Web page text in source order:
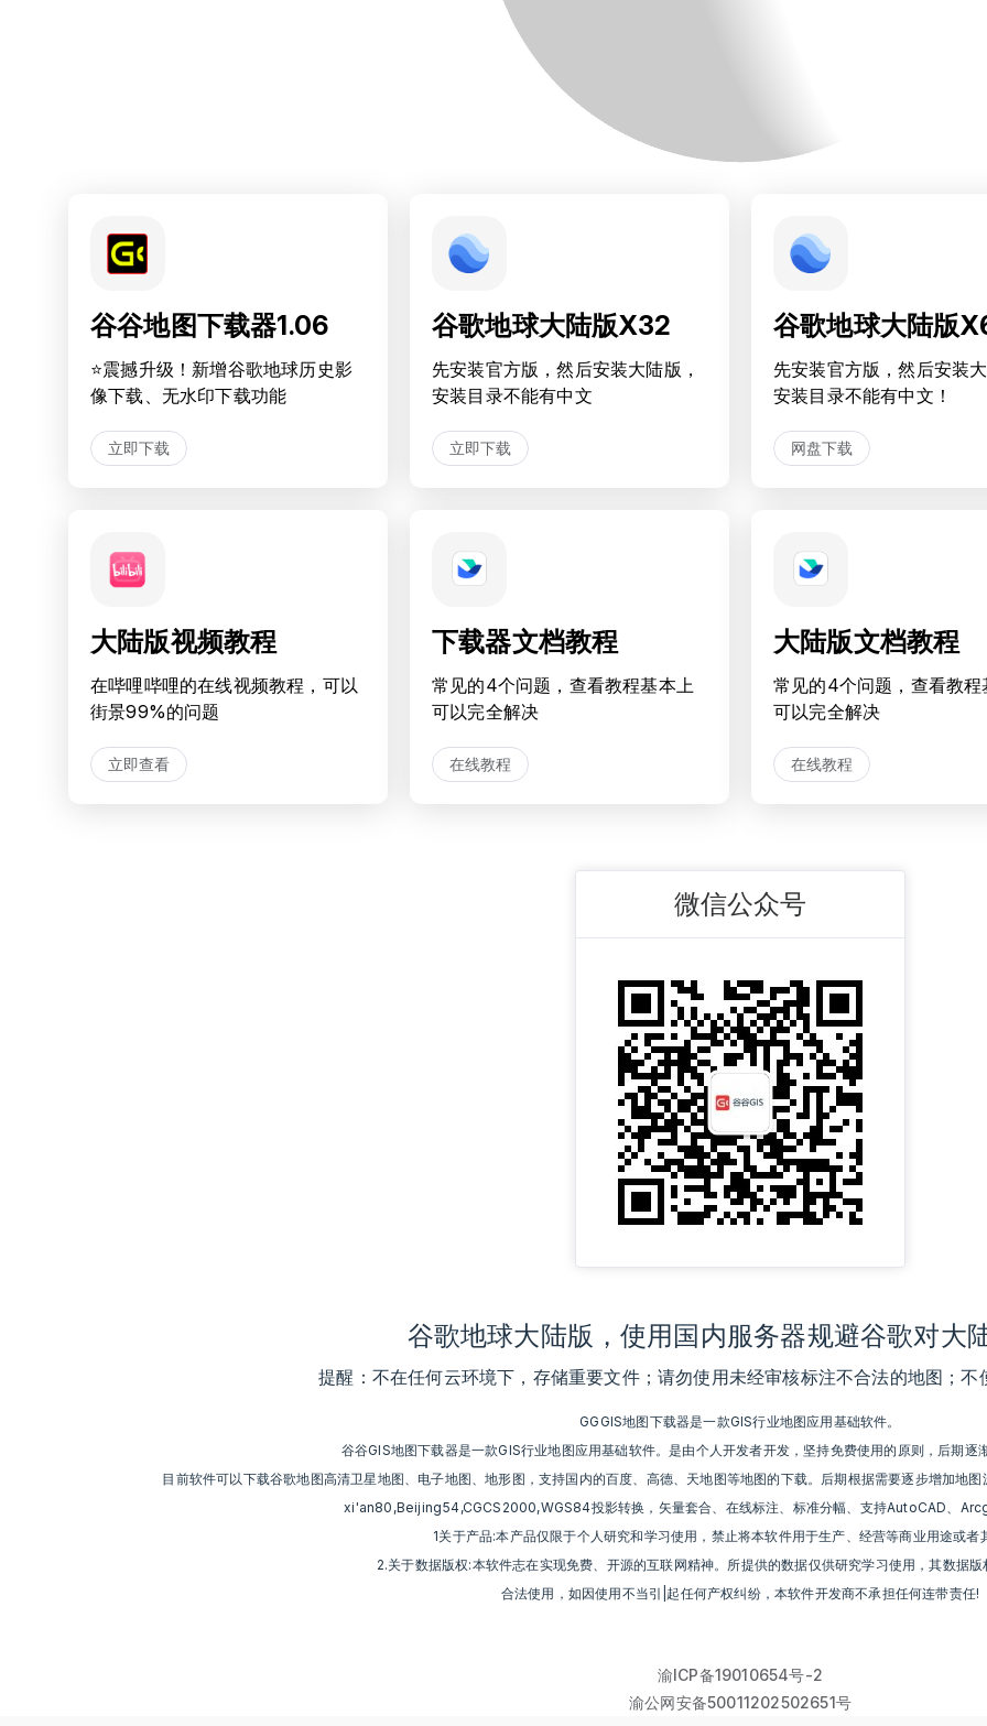
谷谷地图下载器1.06
⭐️震撼升级！新增谷歌地球历史影
像下载、无水印下载功能
立即下载
谷歌地球大陆版X32
先安装官方版，然后安装大陆版，
安装目录不能有中文
立即下载
谷歌地球大陆版
先安装官方版，然后安装
安装目录不能有中文！
网盘下载
大陆版视频教程
在哔哩哔哩的在线视频教程，可以
街景99%的问题
立即查看
下载器文档教程
常见的4个问题，查看教程基本上
可以完全解决
在线教程
大陆版文档教程
常见的4个问题，查看教程
可以完全解决
在线教程
微信公众号
谷歌地球大陆版，使用国内服务器规避谷歌对大
提醒：不在任何云环境下，存储重要文件；请勿使用未经审核标注不合法的地图；
GGGIS地图下载器是一款GIS行业地图应用基础软件。
谷谷GIS地图下载器是一款GIS行业地图应用基础软件。是由个人开发者开发，坚持免费使用的原则，后期逐
目前软件可以下载谷歌地图高清卫星地图、电子地图、地形图，支持国内的百度、高德、天地图等地图的下载。后期根据需要逐步增加地
xi'an80,Beijing54,CGCS2000,WGS84投影转换，矢量套合、在线标注、标准分幅、支持AutoCAD、
1关于产品:本产品仅限于个人研究和学习使用，禁止将本软件用于生产、经营等商业用途或者
2.关于数据版权:本软件志在实现免费、开源的互联网精神。所提供的数据仅供研究学习使用，其数据
合法使用，如因使用不当引|起任何产权纠纷，本软件开发商不承担任何连带责任!
渝ICP备19010654号-2
渝公网安备50011202502651号